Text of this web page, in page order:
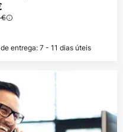
€
entrega: 7 - 11 dias úteis